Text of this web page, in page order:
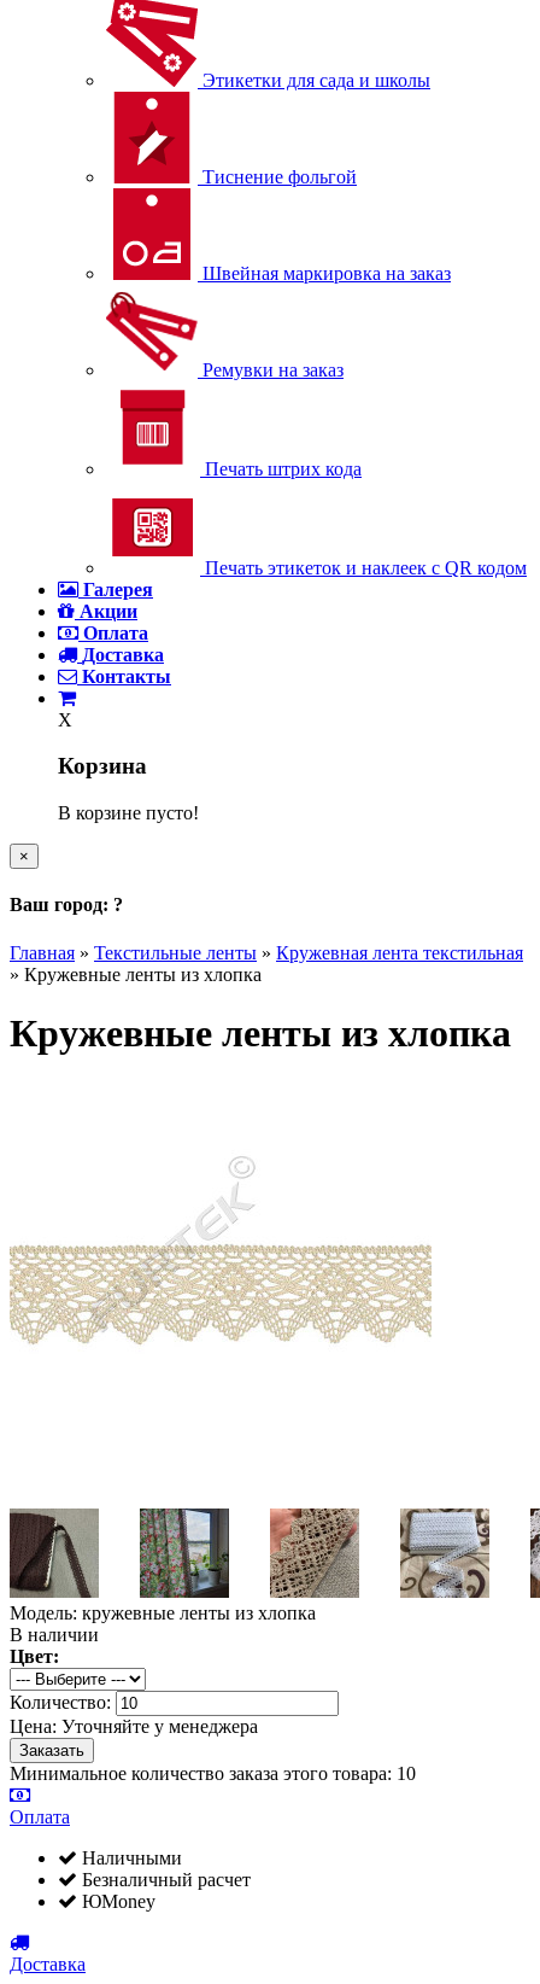
Этикетки для сада и школы
Тиснение фольгой
Швейная маркировка на заказ
Ремувки на заказ
Печать штрих кода
Печать этикеток и наклеек с QR кодом
Галерея
Акции
Оплата
Доставка
Контакты
X
Корзина
В корзине пусто!
×
Ваш город: ?
Главная » Текстильные ленты » Кружевная лента текстильная
» Кружевные ленты из хлопка
Кружевные ленты из хлопка
Модель: кружевные ленты из хлопка
В наличии
Цвет:
Количество:
Цена: Уточняйте у менеджера
Минимальное количество заказа этого товара: 10
Оплата
Наличными
Безналичный расчет
ЮMoney
Доставка